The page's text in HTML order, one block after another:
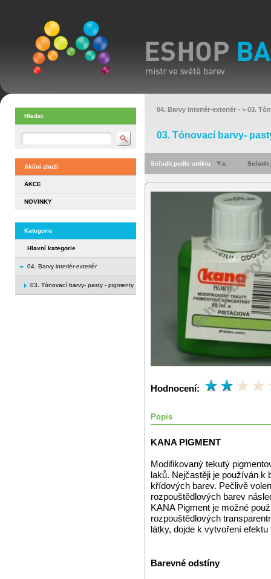
Hledat
Akční zboží
AKCE
NOVINKY
Kategorie
Hlavní kategorie
04. Barvy interiér-exteriér
03. Tónovací barvy- pasty - pigmenty
04. Barvy interiér-exteriér - > 03.
03. Tónovací barvy-
Seřadit podle artiklu Seřadit
Hodnocení:
Popis
KANA PIGMENT
Modifikovaný tekutý
laků. Nejčastěji je používán k
křídových barev. Pečlivě
rozpouštědlových barev
KANA Pigment je možné
rozpouštědlových
látky, dojde k vytvoření
Barevné odstíny